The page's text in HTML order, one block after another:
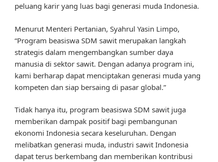
peluang karir yang luas bagi generasi muda Indonesia.
Menurut Menteri Pertanian, Syahrul Yasin Limpo,
“Program beasiswa SDM sawit merupakan langkah
strategis dalam mengembangkan sumber daya
manusia di sektor sawit. Dengan adanya program ini,
kami berharap dapat menciptakan generasi muda yang
kompeten dan siap bersaing di pasar global.”
Tidak hanya itu, program beasiswa SDM sawit juga
memberikan dampak positif bagi pembangunan
ekonomi Indonesia secara keseluruhan. Dengan
melibatkan generasi muda, industri sawit Indonesia
dapat terus berkembang dan memberikan kontribusi